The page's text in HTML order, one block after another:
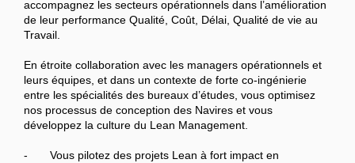
accompagnez les secteurs opérationnels dans l’amélioration
de leur performance Qualité, Coût, Délai, Qualité de vie au
Travail.
En étroite collaboration avec les managers opérationnels et
leurs équipes, et dans un contexte de forte co-ingénierie
entre les spécialités des bureaux d’études, vous optimisez
nos processus de conception des Navires et vous
développez la culture du Lean Management.
- Vous pilotez des projets Lean à fort impact en